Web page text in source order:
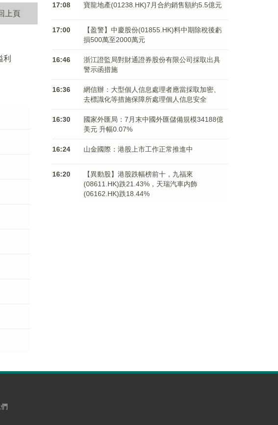
上頁
利
17:08 寶龍地產(01238.HK)7月合約銷售額約5.5億元
17:00
【盈警】中慶股份(01855.HK)料中期除稅後虧
損500萬至2000萬元
16:46
浙江證監局對財通證券股份有限公司採取出具
警示函措施
16:36
網信辦：大型個人信息處理者應當採取加密、
去標識化等措施保障所處理個人信息安全
16:30
國家外匯局：7月末中國外匯儲備規模34188億
美元 升幅0.07%
16:24 山金國際：港股上市工作正常推進中
16:20
【異動股】港股跌幅榜前十，九福來
(08611.HK)跌21.43%，天瑞汽車内飾
(06162.HK)跌18.44%